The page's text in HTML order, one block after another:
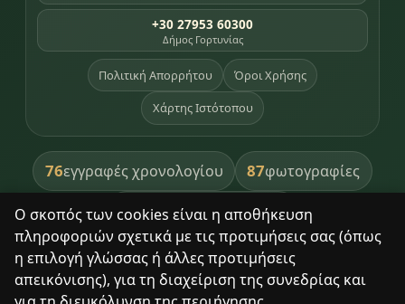
Ο σκοπός των cookies είναι η αποθήκευση
πληροφοριών σχετικά με τις προτιμήσεις σας (όπως
η επιλογή γλώσσας ή άλλες προτιμήσεις
απεικόνισης), για τη διαχείριση της συνεδρίας και
+30 27953 60300
Δήμος Γορτυνίας
Πολιτική Απορρήτου Όροι Χρήσης
Χάρτης Ιστότοπου
76εγγραφές χρονολογίου 87φωτογραφίες
391βιβλία βιβλιοθήκης
8σημεία κληρονομιάς